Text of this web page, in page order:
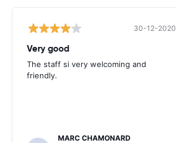
30-12-2020
Very good
The staff si very welcoming and
friendly.
MARC CHAMONARD